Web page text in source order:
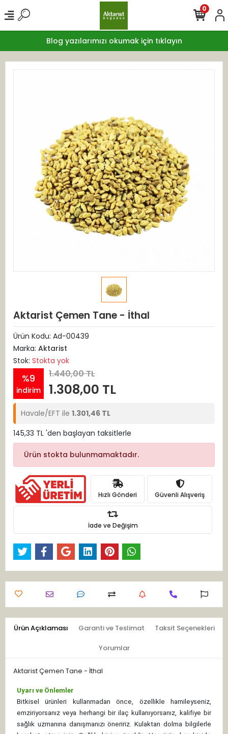
Blog yazılarımızı okumak için tıklayın
0
Aktarist Çemen Tane - İthal
Ürün Kodu: Ad-00439
Marka: Aktarist
Stok: Stokta yok
%9
indirim
1.440,00 TL
1.308,00 TL
Havale/EFT ile 1.301,46 TL
145,33 TL 'den başlayan taksitlerle
Ürün stokta bulunmamaktadır.
Hızlı Gönderi Güvenli Alışveriş
İade ve Değişim
Ürün Açıklaması Garanti ve Teslimat Taksit Seçenekleri
Yorumlar
Aktarist Çemen Tane - İthal
Uyarı ve Önlemler
Bitkisel ürünleri kullanmadan önce, özellikle hamileyseniz,
emziriyorsanız veya herhangi bir ilaç kullanıyorsanız, kalifiye bir
sağlık uzmanına danışmanızı öneririz. Kulaktan dolma bilgilerle